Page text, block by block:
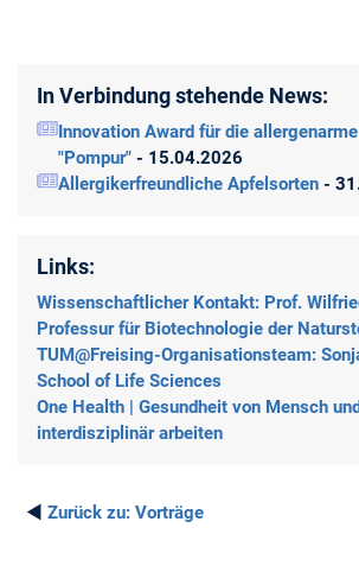
In Verbindung stehende News:
Innovation Award für die
"Pompur" - 15.04.2026
Allergikerfreundliche Apfelsorten -
Links:
Wissenschaftlicher Kontakt: Prof.
Professur für Biotechnologie der
TUM@Freising-Organisationsteam:
School of Life Sciences
One Health | Gesundheit von Mensch
interdisziplinär arbeiten
◄ Zurück zu: Vorträge